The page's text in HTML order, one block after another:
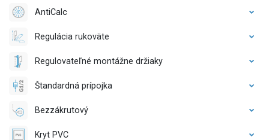
AntiCalc
Regulácia rukoväte
Regulovateľné montážne držiaky
Štandardná prípojka
Bezzákrutový
Kryt PVC